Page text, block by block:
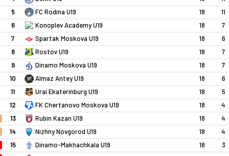
5 FC Rodina U19 18 11
6 Konoplev Academy U19 18 7
7 Spartak Moskova U19 18 6
8 Rostov U19 18 7
9 Dinamo Moskova U19 18 7
10 Almaz Antey U19 18 6
11 Ural Ekaterinburg U19 18 5
12 FK Chertanovo Moskova U19 18 4
13 Rubin Kazan U19 18 4
14 Nizhny Novgorod U19 18 4
15 Dinamo-Makhachkala U19 18 3